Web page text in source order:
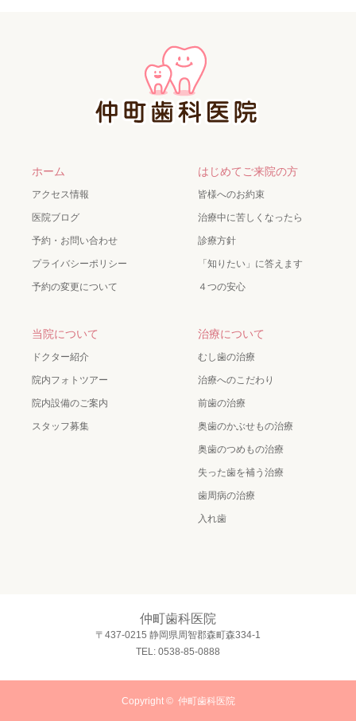
ホーム
アクセス情報
医院ブログ
予約・お問い合わせ
プライバシーポリシー
予約の変更について
はじめてご来院の方
皆様へのお約束
治療中に苦しくなったら
診療方針
「知りたい」に答えます
４つの安心
当院について
ドクター紹介
院内フォトツアー
院内設備のご案内
スタッフ募集
治療について
むし歯の治療
治療へのこだわり
前歯の治療
奥歯のかぶせもの治療
奥歯のつめもの治療
失った歯を補う治療
歯周病の治療
入れ歯
仲町歯科医院
〒437-0215 静岡県周智郡森町森334-1
TEL: 0538-85-0888
Copyright © 仲町歯科医院